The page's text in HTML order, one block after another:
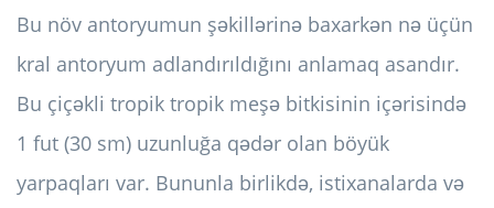
Bu növ antoryumun şəkillərinə baxarkən nə üçün
kral antoryum adlandırıldığını anlamaq asandır.
Bu çiçəkli tropik tropik meşə bitkisinin içərisində
1 fut (30 sm) uzunluğa qədər olan böyük
yarpaqları var. Bununla birlikdə, istixanalarda və